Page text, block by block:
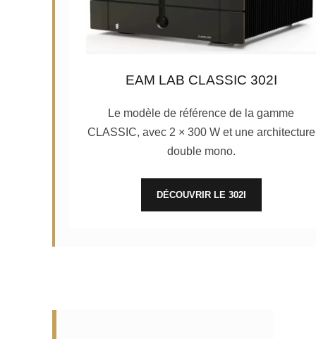
EAM LAB CLASSIC 302I
Le modèle de référence de la gamme
CLASSIC, avec 2 × 300 W et une architecture
double mono.
DÉCOUVRIR LE 302I